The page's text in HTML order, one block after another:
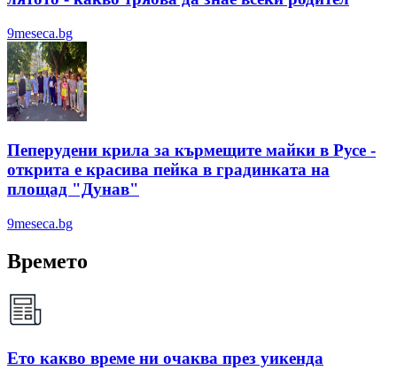
9meseca.bg
Пеперудени крила за кърмещите майки в Русе -
открита е красива пейка в градинката на
площад "Дунав"
9meseca.bg
Времето
Ето какво време ни очаква през уикенда